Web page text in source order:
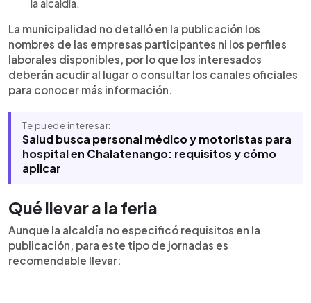
la alcaldía.
La municipalidad no detalló en la publicación los
nombres de las empresas participantes ni los perfiles
laborales disponibles, por lo que los interesados
deberán acudir al lugar o consultar los canales oficiales
para conocer más información.
Te puede interesar:
Salud busca personal médico y motoristas para
hospital en Chalatenango: requisitos y cómo
aplicar
Qué llevar a la feria
Aunque la alcaldía no especificó requisitos en la
publicación, para este tipo de jornadas es
recomendable llevar: